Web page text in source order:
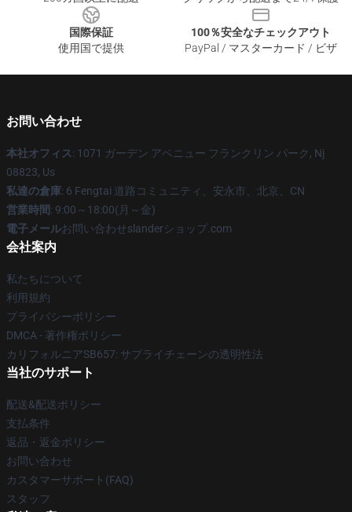
国際保証
使用国で提供
100％安全なチェックアウト
PayPal / マスターカード / ビザ
お問い合わせ
本社オフィス: 1071 ガーデン アベニュー フランクリン パーク, Nj
08823, Us
私達の倉庫: 6 Fengtai 道路コミュニティ、安永市、北京、CN
営業時間: 9:00～18:00(月～金)
電子メールお問い合わせslanderショップ.com
会社案内
私たちについて
利用規約
プライバシーポリシー
DMCA - 著作権ポリシー
カリフォルニアSB657: サプライチェーンの透明性法
当社のサポート
配送&配送ポリシー
支払条件
返品・返金ポリシー
お問い合わせ
カスタマーサポート(FAQ)
スタッフ